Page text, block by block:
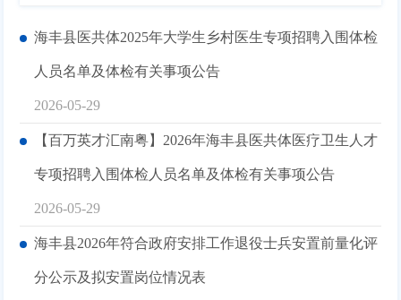
海丰县医共体2025年大学生乡村医生专项招聘入围体检
人员名单及体检有关事项公告
2026-05-29
【百万英才汇南粤】2026年海丰县医共体医疗卫生人才
专项招聘入围体检人员名单及体检有关事项公告
2026-05-29
海丰县2026年符合政府安排工作退役士兵安置前量化评
分公示及拟安置岗位情况表